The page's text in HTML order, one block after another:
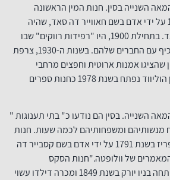
השנייה בסין. חנות המין הראשונה
נפתחה בפריז בשנת 1791 על ידי אדם בשם חאווייר דה סאד, שהיה
אחיינו של המרקיז דה סאד. בתחילת 1900, היו "רפידות רווקים" שבו
גברים יכולים ללכת קצת כיף עם החברים שלהם. בשנות ה-1930, צרפת
שהציגו אמנות ארוטית וחפצים מרחבי
העולם. ההוסטלר הראשון הוליווד נפתח בשנת 1978 כחנות ספרים
השנייה. בסין הם נודעו כ" בתי תענוגות "
מנשותיהם ומשפחותיהם לכמה שעות. חנות
המין הראשונה נפתחה בפריז בשנת 1791 על ידי אדם בשם קסבייר דה
של וולופטה."חנות הסקס
האמריקאית הראשונה נפתחה בניו יורק בשנת 1849 ומכרה דילדו עשוי